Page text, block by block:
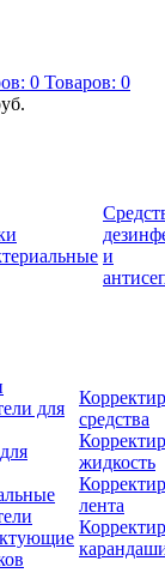
0 Товаров: 0
и
для
средства
жидкость
лента